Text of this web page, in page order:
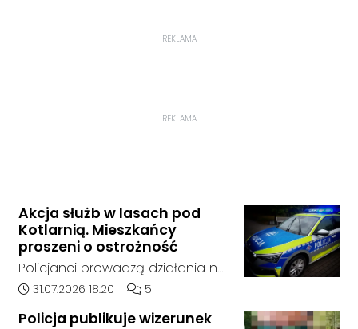
REKLAMA
REKLAMA
Akcja służb w lasach pod
Kotlarnią. Mieszkańcy
proszeni o ostrożność
Policjanci prowadzą działania na
terenie kompleksów leśnych w
Data dodania artykułu:
31.07.2026 18:20 Liczba komentarzy artykułu:
5
Policja publikuje wizerunek